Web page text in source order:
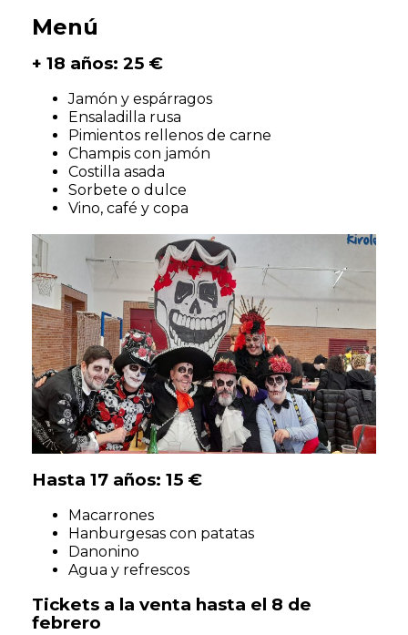
Menú
+ 18 años: 25 €
Jamón y espárragos
Ensaladilla rusa
Pimientos rellenos de carne
Champis con jamón
Costilla asada
Sorbete o dulce
Vino, café y copa
Hasta 17 años: 15 €
Macarrones
Hanburgesas con patatas
Danonino
Agua y refrescos
Tickets a la venta hasta el 8 de
febrero